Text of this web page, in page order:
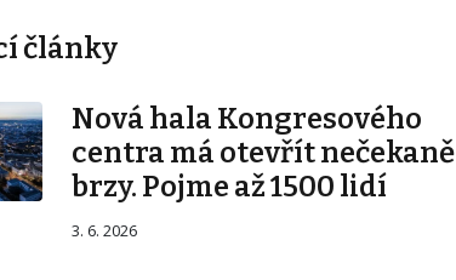
články
Nová hala Kongresového
centra má otevřít nečekaně
brzy. Pojme až 1500 lidí
3. 6. 2026